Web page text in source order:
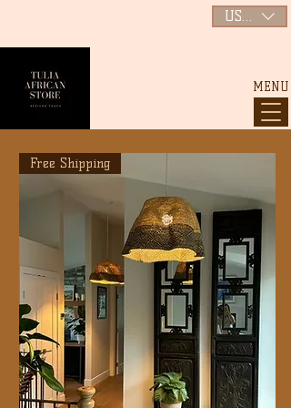
MENU
USD ($)
Free Shipping